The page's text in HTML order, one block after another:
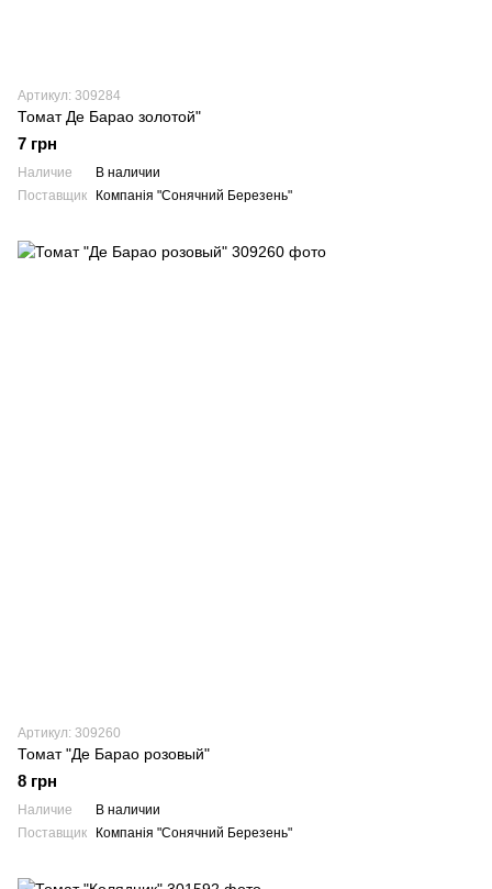
Артикул: 309284
Томат Де Барао золотой"
7 грн
Наличие
В наличии
Поставщик
Компанія "Сонячний Березень"
Артикул: 309260
Томат "Де Барао розовый"
8 грн
Наличие
В наличии
Поставщик
Компанія "Сонячний Березень"